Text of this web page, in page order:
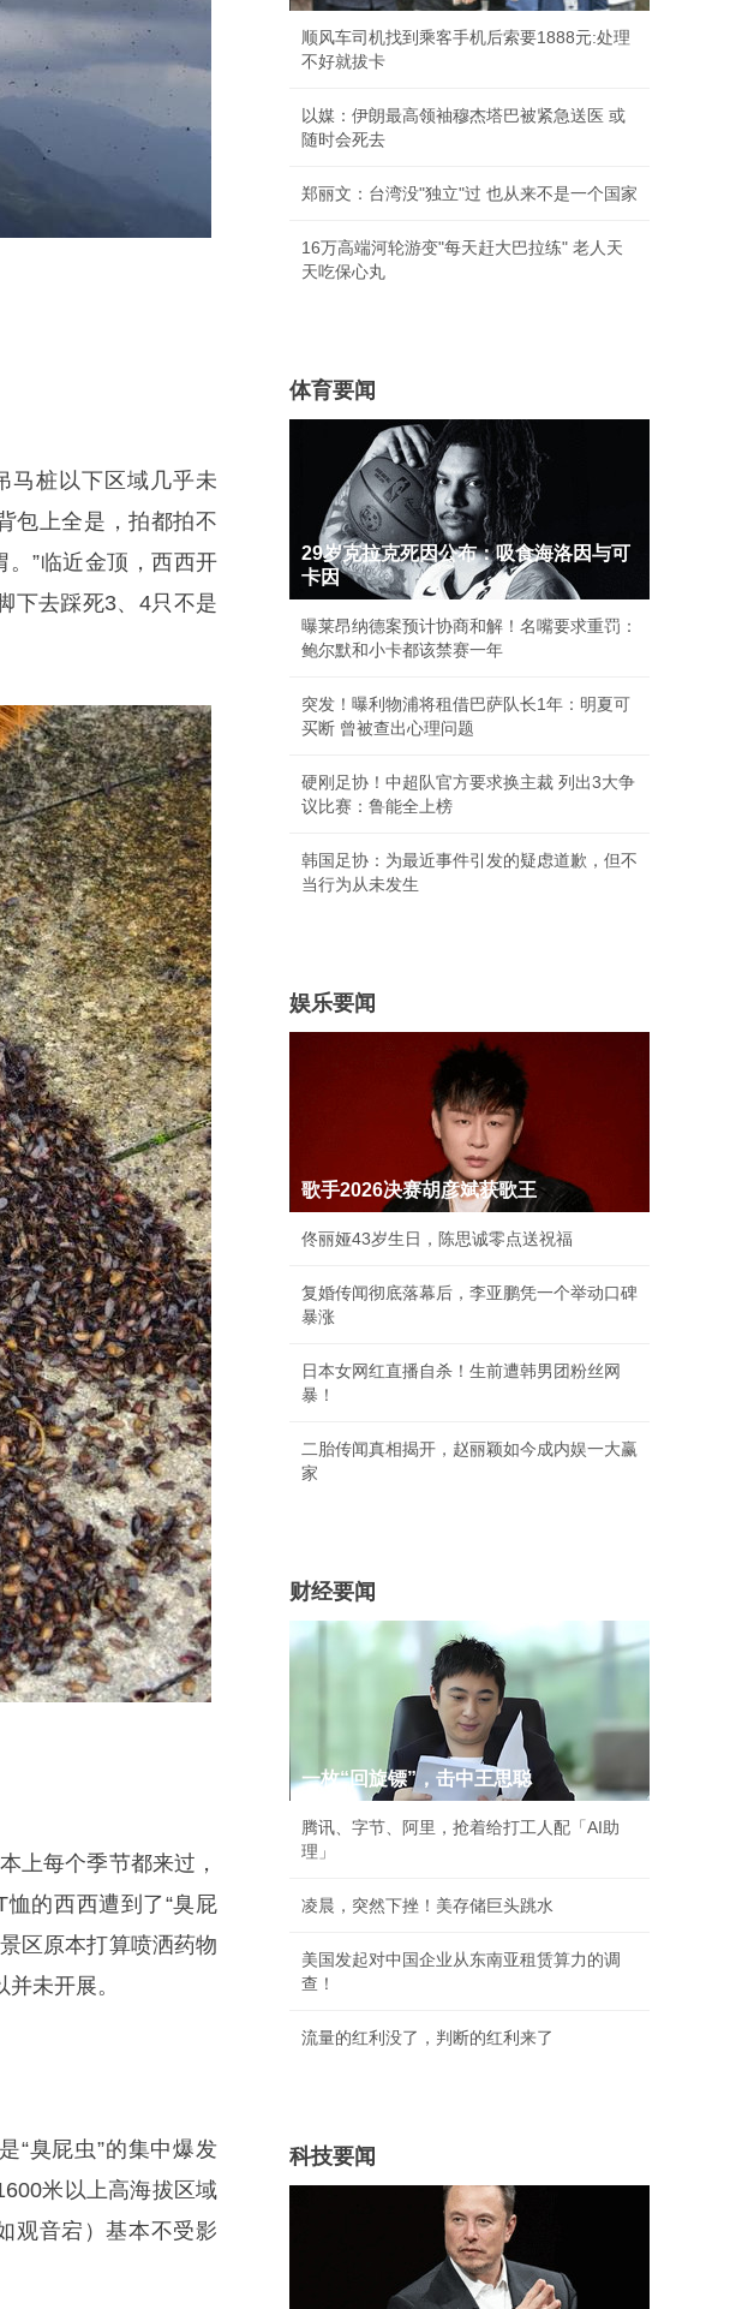
马桩以下区域几乎未
包上全是，拍都拍不
”临近金顶，西西开
下去踩死3、4只不是
上每个季节都来过，
的西西遭到了“臭屁
区原本打算喷洒药物
未开展。
“臭屁虫”的集中爆发
米以上高海拔区域
观音宕）基本不受影
顺风车司机找到乘客手机后索要1888元:处理
不好就拔卡
以媒：伊朗最高领袖穆杰塔巴被紧急送医 或
随时会死去
郑丽文：台湾没"独立"过 也从来不是一个国家
16万高端河轮游变"每天赶大巴拉练" 老人天
天吃保心丸
体育要闻
29岁克拉克死因公布：吸食海洛因与可
卡因
曝莱昂纳德案预计协商和解！名嘴要求重罚：
鲍尔默和小卡都该禁赛一年
突发！曝利物浦将租借巴萨队长1年：明夏可
买断 曾被查出心理问题
硬刚足协！中超队官方要求换主裁 列出3大争
议比赛：鲁能全上榜
韩国足协：为最近事件引发的疑虑道歉，但不
当行为从未发生
娱乐要闻
歌手2026决赛胡彦斌获歌王
佟丽娅43岁生日，陈思诚零点送祝福
复婚传闻彻底落幕后，李亚鹏凭一个举动口碑
暴涨
日本女网红直播自杀！生前遭韩男团粉丝网
暴！
二胎传闻真相揭开，赵丽颖如今成内娱一大赢
家
财经要闻
一枚“回旋镖”，击中王思聪
腾讯、字节、阿里，抢着给打工人配「AI助
理」
凌晨，突然下挫！美存储巨头跳水
美国发起对中国企业从东南亚租赁算力的调
查！
流量的红利没了，判断的红利来了
科技要闻